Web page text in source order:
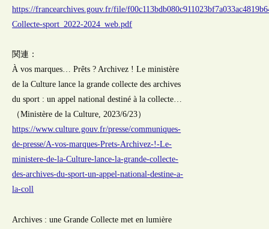
https://francearchives.gouv.fr/file/
Collecte-sport_2022-2024_web.pdf
関連：
À vos marques… Prêts ? Archivez ! Le ministère
de la Culture lance la grande collecte des archives
du sport : un appel national destiné à la collecte…
（Ministère de la Culture, 2023/6/23）
https://www.culture.gouv.fr/presse/communiques-
de-presse/A-vos-marques-Prets-Archivez-!-Le-
ministere-de-la-Culture-lance-la-grande-collecte-
des-archives-du-sport-un-appel-national-destine-a-
la-coll
Archives : une Grande Collecte met en lumière